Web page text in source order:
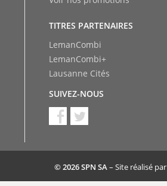
LemanCombi+
LemanCombi
TITRES PARTENAIRES
Lausanne Cités
SUIVEZ-NOUS
© 2026 SPN SA– Site réalisé par